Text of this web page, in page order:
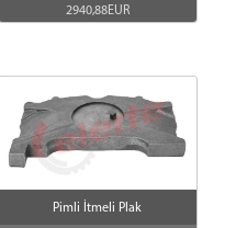
2940,88EUR
Pimli İtmeli Plak